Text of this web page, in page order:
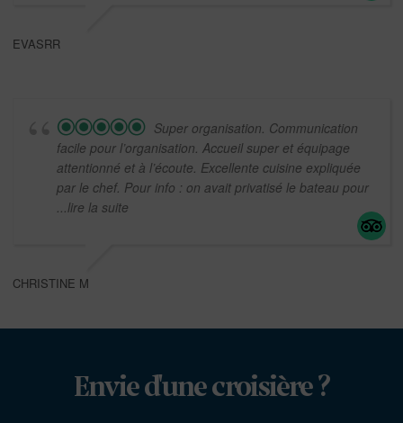
EVASRR
Super organisation. Communication
facile pour l’organisation. Accueil super et équipage
attentionné et à l’écoute. Excellente cuisine expliquée
par le chef. Pour info : on avait privatisé le bateau pour
...lire la suite
CHRISTINE M
Envie d'une croisière ?